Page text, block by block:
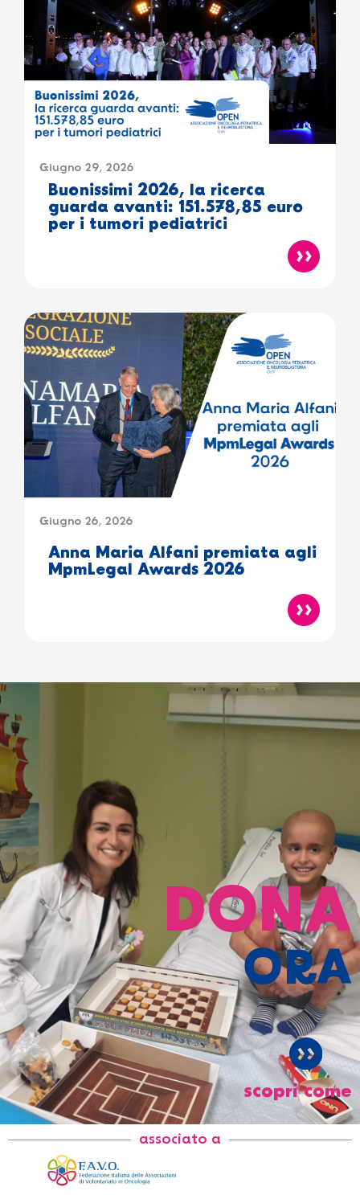
Giugno 29, 2026
Buonissimi 2026, la ricerca
guarda avanti: 151.578,85 euro
per i tumori pediatrici
Giugno 26, 2026
Anna Maria Alfani premiata agli
MpmLegal Awards 2026
DONA
ORA
scopri come
associato a